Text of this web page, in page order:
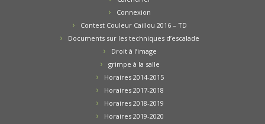
Connexion
Contest Couleur Caillou 2016 – TD
Documents sur les techniques d’escalade
Droit à l’image
grimpe à la salle
Horaires 2014-2015
Horaires 2017-2018
Horaires 2018-2019
Horaires 2019-2020